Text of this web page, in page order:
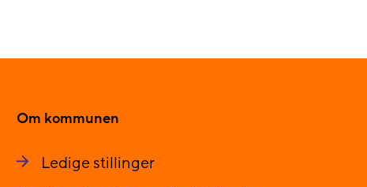
Om kommunen
Ledige stillinger